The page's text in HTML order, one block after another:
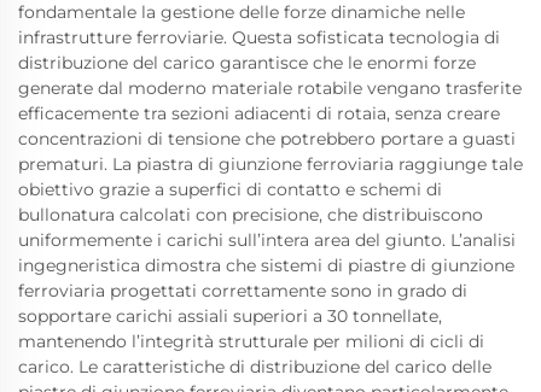
fondamentale la gestione delle forze dinamiche nelle
infrastrutture ferroviarie. Questa sofisticata tecnologia di
distribuzione del carico garantisce che le enormi forze
generate dal moderno materiale rotabile vengano trasferite
efficacemente tra sezioni adiacenti di rotaia, senza creare
concentrazioni di tensione che potrebbero portare a guasti
prematuri. La piastra di giunzione ferroviaria raggiunge tale
obiettivo grazie a superfici di contatto e schemi di
bullonatura calcolati con precisione, che distribuiscono
uniformemente i carichi sull’intera area del giunto. L’analisi
ingegneristica dimostra che sistemi di piastre di giunzione
ferroviaria progettati correttamente sono in grado di
sopportare carichi assiali superiori a 30 tonnellate,
mantenendo l’integrità strutturale per milioni di cicli di
carico. Le caratteristiche di distribuzione del carico delle